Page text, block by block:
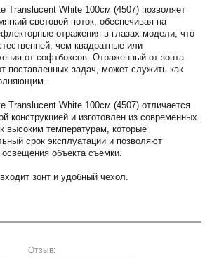
Translucent White 100см (4507) позволяет
световой поток, обеспечивая на
отражения в глазах модели, что
чем квадратные или
от софтбоксов. Отраженный от зонта
поставленных задач, может служить как
Translucent White 100см (4507) отличается
конструкцией и изготовлен из современных
высоким температурам, которые
срок эксплуатации и позволяют
объекта съемки.
зонт и удобный чехол.
Отзыв: